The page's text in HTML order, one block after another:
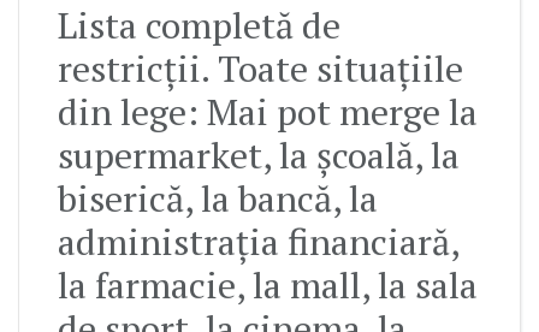
Lista completă de
restricții. Toate situațiile
din lege: Mai pot merge la
supermarket, la școală, la
biserică, la bancă, la
administrația financiară,
la farmacie, la mall, la sala